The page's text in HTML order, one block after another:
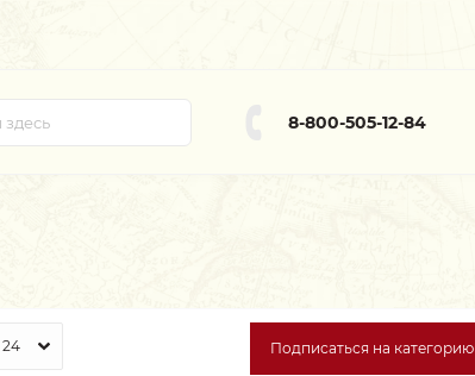
8-800-505-12-84
Подписаться на категорию